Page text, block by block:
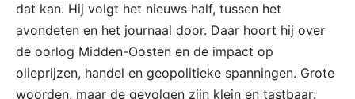
dat kan. Hij volgt het nieuws half, tussen het
avondeten en het journaal door. Daar hoort hij over
de oorlog Midden-Oosten en de impact op
olieprijzen, handel en geopolitieke spanningen. Grote
woorden, maar de gevolgen zijn klein en tastbaar: